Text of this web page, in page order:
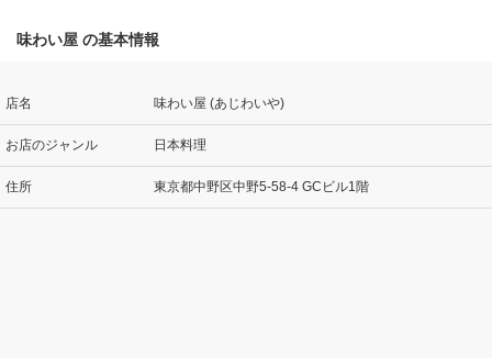
味わい屋 の基本情報
店名 味わい屋 (あじわいや)
お店のジャンル 日本料理
住所 東京都中野区中野5-58-4 GCビル1階